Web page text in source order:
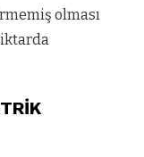
olması